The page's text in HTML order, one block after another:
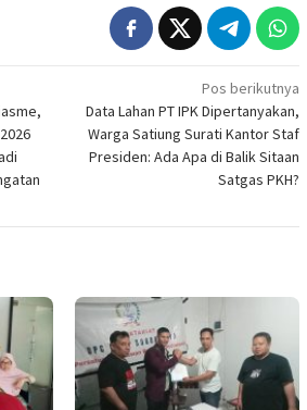
Pos berikutnya
Data Lahan PT IPK Dipertanyakan,
Warga Satiung Surati Kantor Staf
Presiden: Ada Apa di Balik Sitaan
Satgas PKH?